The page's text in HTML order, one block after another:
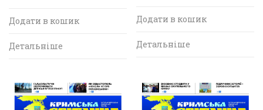
Додати в кошик
Детальніше
Додати в кошик
Детальніше